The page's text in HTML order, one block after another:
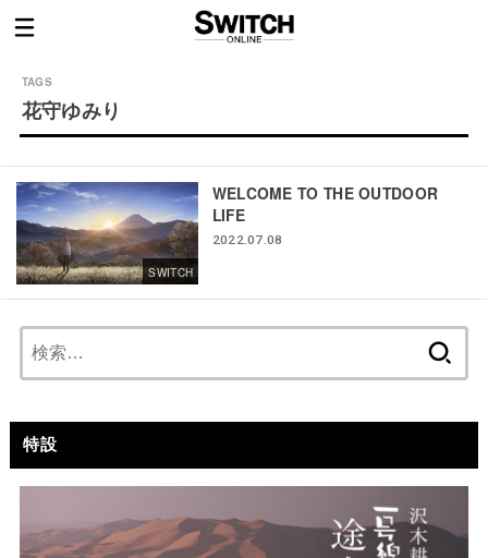
花守ゆみり
SWITCH
WELCOME TO THE OUTDOOR
LIFE
2022.07.08
特設